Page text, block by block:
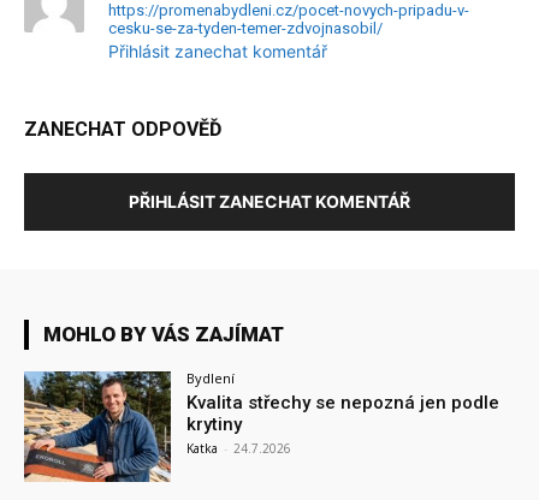
https://promenabydleni.cz/pocet-novych-pripadu-v-
cesku-se-za-tyden-temer-zdvojnasobil/
Přihlásit zanechat komentář
ZANECHAT ODPOVĚĎ
PŘIHLÁSIT ZANECHAT KOMENTÁŘ
MOHLO BY VÁS ZAJÍMAT
Bydlení
Kvalita střechy se nepozná jen podle
krytiny
Katka - 24.7.2026